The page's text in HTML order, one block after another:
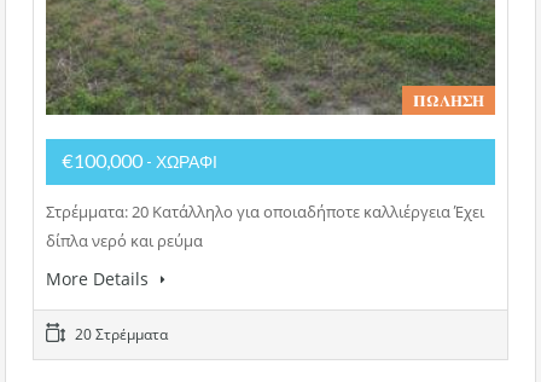
𝚷𝛀𝚲𝚮𝚺𝚮
€100,000 - ΧΩΡΑΦΙ
Στρέμματα: 20 Κατάλληλο για οποιαδήποτε καλλιέργεια Έχει
δίπλα νερό και ρεύμα
More Details
20 Στρέμματα